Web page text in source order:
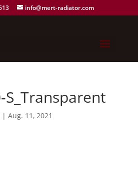
info@mert-radiator.com
S_Transparent
| Aug. 11, 2021